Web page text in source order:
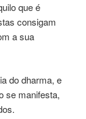
que é
consigam
a sua
do dharma, e
se manifesta,